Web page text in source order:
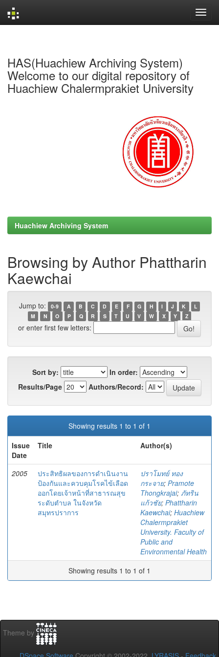
HAS(Huachiew Archiving System)
Welcome to our digital repository of
Huachiew Chalermprakiet University
Huachiew Archiving System
Browsing by Author Phattharin
Kaewchai
Jump to: 0-9 A B C D E F G H I J K
L
M
N O P Q R S T U V W X Y Z
or enter first few letters:
Sort by:
In order:
Results/Page
Authors/Record:
Showing results 1 to 1 of 1
Issue
Date
Title Author(s)
2005
ประสิทธิผลของการดำเนินงาน
ป้องกันและควบคุมโรคไข้เลือด
ออกโดยเจ้าหน้าที่สาธารณสุข
ระดับตำบล ในจังหวัด
สมุทรปราการ
ปราโมทย์ ทอง
กระจาย; Pramote
Thongkrajai; ภัทริน
แก้วชัย; Phattharin
Kaewchai; Huachiew
Chalermprakiet
University. Faculty of
Public and
Environmental Health
Showing results 1 to 1 of 1
Theme by